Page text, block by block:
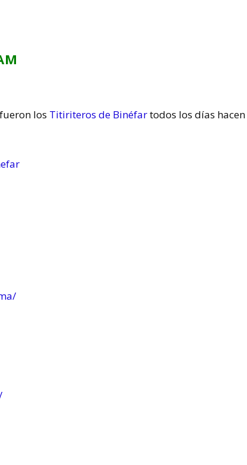
los Titiriteros de Binéfartodos los días hacen